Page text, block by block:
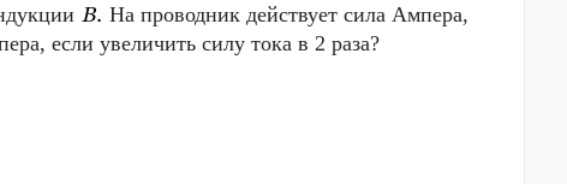
На проводник действует сила Ампера,
если увеличить силу тока в 2 раза?